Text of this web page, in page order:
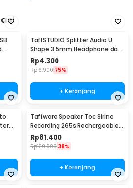
TaffSTUDIO Splitter Audio U
Shape 3.5mm Headphone dan
Mic Combo Jack - K0650
Rp4.300
Rp16.900 75%
+ Keranjang
Taffware Speaker Toa Sirine
Recording 265s Rechargeable
1200mAh 5W - 518
Rp81.400
Rp129.900 38%
+ Keranjang